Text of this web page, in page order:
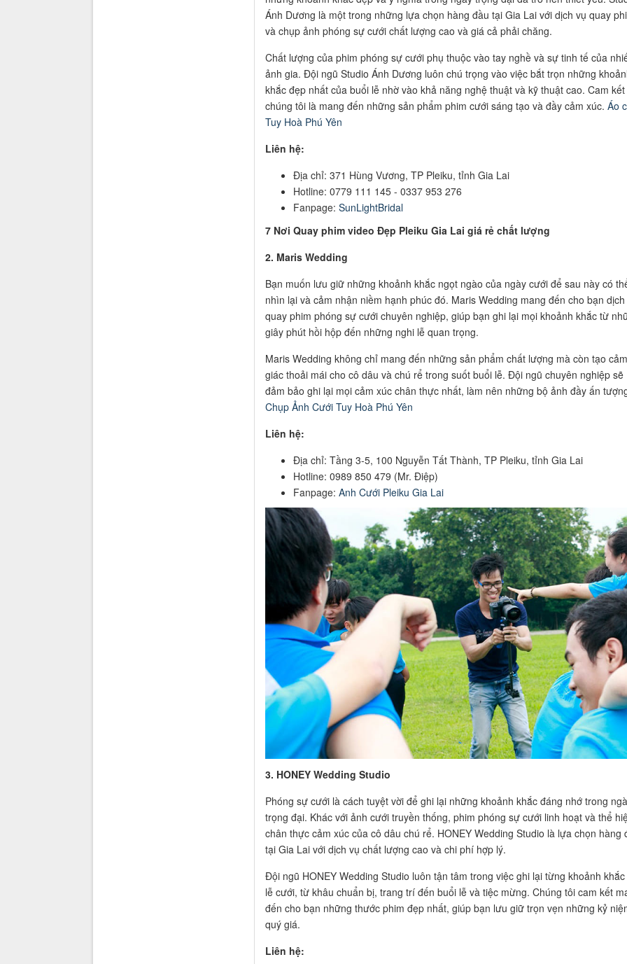
Ánh Dương là một trong những lựa chọn hàng đầu tại Gia Lai với dịch vụ quay
và chụp ảnh phóng sự cưới chất lượng cao và giá cả phải chăng.
Chất lượng của phim phóng sự cưới phụ thuộc vào tay nghề và sự tinh tế của
ảnh gia. Đội ngũ Studio Ánh Dương luôn chú trọng vào việc bắt trọn những
khắc đẹp nhất của buổi lễ nhờ vào khả năng nghệ thuật và kỹ thuật cao. Cam kết
chúng tôi là mang đến những sản phẩm phim cưới sáng tạo và đầy cảm xúc. Áo
Tuy Hoà Phú Yên
Liên hệ:
Địa chỉ: 371 Hùng Vương, TP Pleiku, tỉnh Gia Lai
Hotline: 0779 111 145 - 0337 953 276
Fanpage: SunLightBridal
7 Nơi Quay phim video Đẹp Pleiku Gia Lai giá rẻ chất lượng
2. Maris Wedding
Bạn muốn lưu giữ những khoảnh khắc ngọt ngào của ngày cưới để sau này có
nhìn lại và cảm nhận niềm hạnh phúc đó. Maris Wedding mang đến cho bạn dịch
quay phim phóng sự cưới chuyên nghiệp, giúp bạn ghi lại mọi khoảnh khắc từ
giây phút hồi hộp đến những nghi lễ quan trọng.
Maris Wedding không chỉ mang đến những sản phẩm chất lượng mà còn tạo cảm
giác thoải mái cho cô dâu và chú rể trong suốt buổi lễ. Đội ngũ chuyên nghiệp sẽ
đảm bảo ghi lại mọi cảm xúc chân thực nhất, làm nên những bộ ảnh đầy ấn
Chụp Ảnh Cưới Tuy Hoà Phú Yên
Liên hệ:
Địa chỉ: Tầng 3-5, 100 Nguyễn Tất Thành, TP Pleiku, tỉnh Gia Lai
Hotline: 0989 850 479 (Mr. Điệp)
Fanpage: Anh Cưới Pleiku Gia Lai
3. HONEY Wedding Studio
Phóng sự cưới là cách tuyệt vời để ghi lại những khoảnh khắc đáng nhớ trong
trọng đại. Khác với ảnh cưới truyền thống, phim phóng sự cưới linh hoạt và thể
chân thực cảm xúc của cô dâu chú rể. HONEY Wedding Studio là lựa chọn hàng
tại Gia Lai với dịch vụ chất lượng cao và chi phí hợp lý.
Đội ngũ HONEY Wedding Studio luôn tận tâm trong việc ghi lại từng khoảnh khắc
lễ cưới, từ khâu chuẩn bị, trang trí đến buổi lễ và tiệc mừng. Chúng tôi cam kết
đến cho bạn những thước phim đẹp nhất, giúp bạn lưu giữ trọn vẹn những kỷ
quý giá.
Liên hệ: